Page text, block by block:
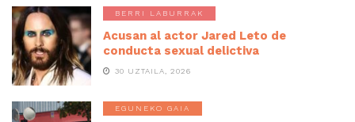
BERRI LABURRAK
Acusan al actor Jared Leto de
conducta sexual delictiva
30 UZTAILA, 2026
EGUNEKO GAIA